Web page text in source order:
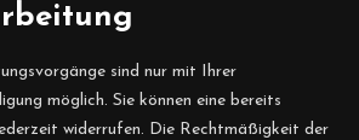
sind nur mit Ihrer
möglich. Sie können eine bereits
widerrufen. Die Rechtmäßigkeit der